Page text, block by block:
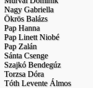
Nagy Gabriella
Ökrös Balázs
Pap Hanna
Pap Linett Niobé
Pap Zalán
Sánta Csenge
Szajkó Bendegúz
Torzsa Dóra
Tóth Levente Álmos